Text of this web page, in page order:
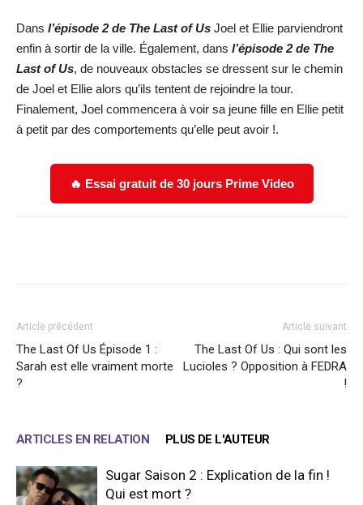
Dans l’épisode 2 de The Last of Us Joel et Ellie parviendront
enfin à sortir de la ville. Également, dans l’épisode 2 de The
Last of Us, de nouveaux obstacles se dressent sur le chemin
de Joel et Ellie alors qu’ils tentent de rejoindre la tour.
Finalement, Joel commencera à voir sa jeune fille en Ellie petit
à petit par des comportements qu’elle peut avoir !.
🔥 Essai gratuit de 30 jours Prime Video
Article précédent
The Last Of Us Épisode 1 :
Sarah est elle vraiment morte
?
Article suivant
The Last Of Us : Qui sont les
Lucioles ? Opposition à FEDRA
!
ARTICLES EN RELATION PLUS DE L'AUTEUR
Sugar Saison 2 : Explication de la fin !
Qui est mort ?